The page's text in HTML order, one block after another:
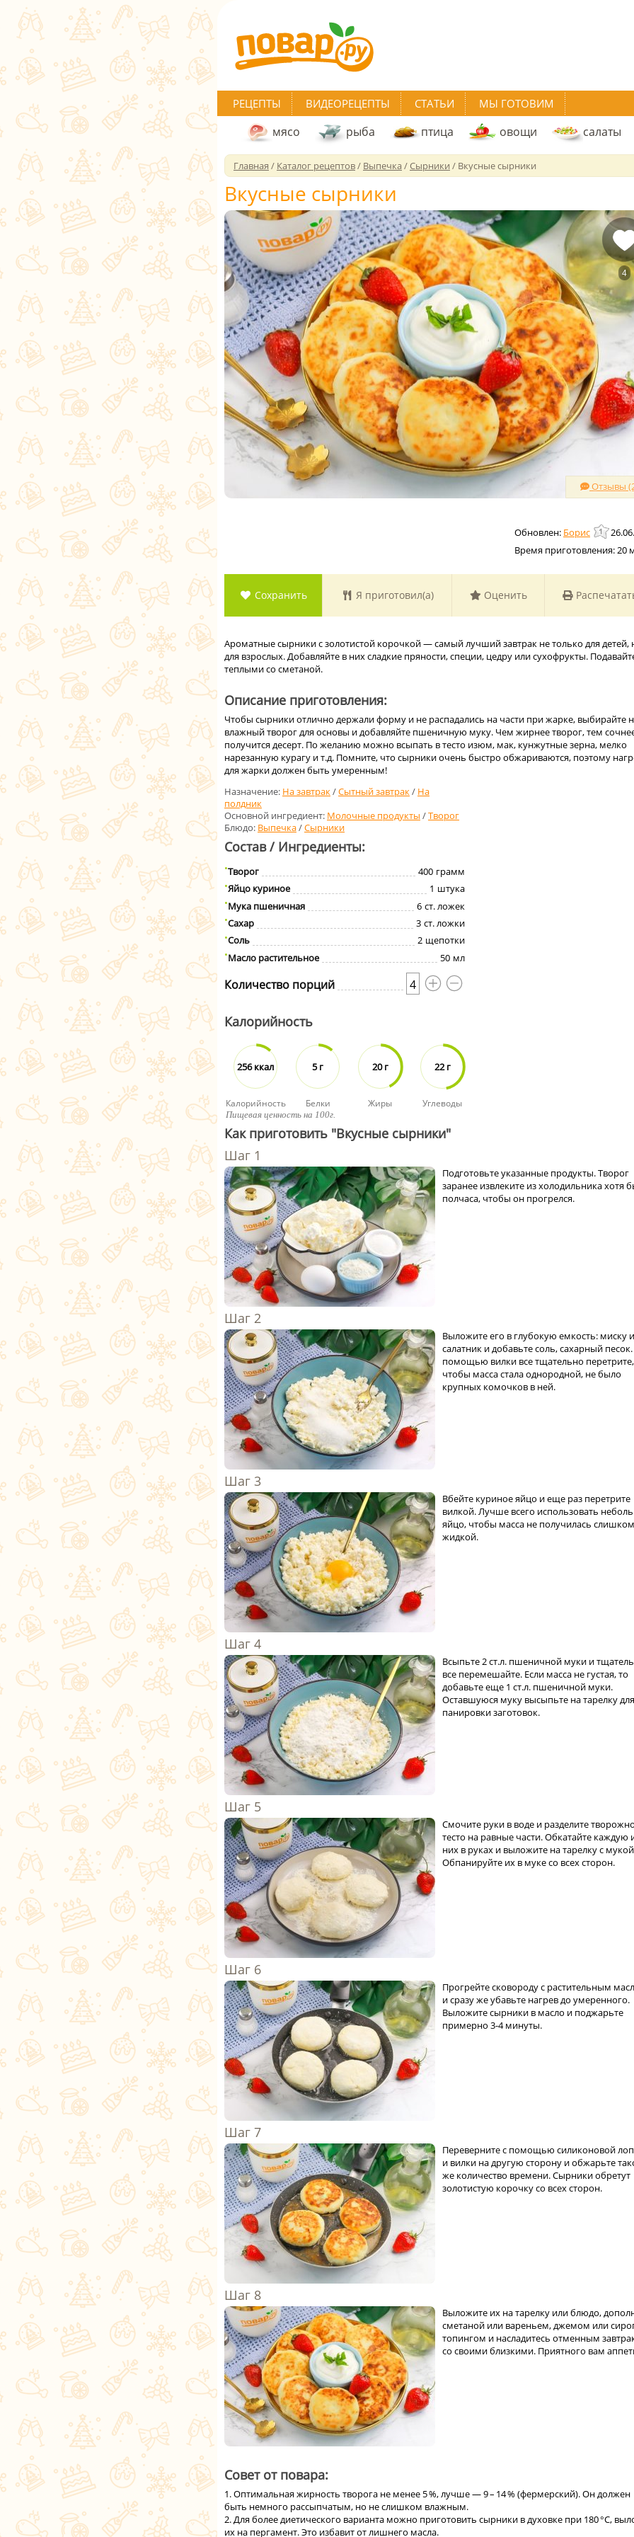
РЕЦЕПТЫ ВИДЕОРЕЦЕПТЫ СТАТЬИ МЫ ГОТОВИМ
мясо рыба птица овощи салаты
Главная / Каталог рецептов/ Выпечка/Сырники / Вкусные сырники
Вкусные сырники
Отзывы
4
Борис
Время приготовления:20
Сохранить Я приготовил(а) Оценить
Ароматные сырники с золотистой корочкой — самый лучший завтрак не только для детей,
для взрослых. Добавляйте в них сладкие пряности, специи, цедру или сухофрукты.
теплыми со сметаной.
Описание приготовления:
Чтобы сырники отлично держали форму и не распадались на части при жарке, выбирайте
влажный творог для основы и добавляйте пшеничную муку. Чем жирнее творог, тем
получится десерт. По желанию можно всыпать в тесто изюм, мак, кунжутные зерна, мелко
нарезанную курагу и т.д. Помните, что сырники очень быстро обжариваются, поэтому
для жарки должен быть умеренным!
Назначение: На завтрак/Сытный завтрак/ На
полдник
Основной ингредиент: Молочные продукты /Творог
Блюдо: Выпечка/Сырники
Состав / Ингредиенты:
Творог 400 грамм
Яйцо куриное
1 штука
Мука пшеничная
6 ст. ложек
Сахар
3 ст. ложки
Соль
2 щепотки
Масло растительное
50 мл
Количество порций 4
Калорийность
256 ккал
Калорийность
5 г
Белки
20 г
Жиры
22 г
Углеводы
Пищевая ценность на 100г.
Как приготовить "Вкусные сырники"
Подготовьте указанные продукты. Творог
заранее извлеките из холодильника хотя
полчаса, чтобы он прогрелся.
Выложите его в глубокую емкость: миску
салатник и добавьте соль, сахарный
помощью вилки все тщательно перетрите,
чтобы масса стала однородной, не было
крупных комочков в ней.
Вбейте куриное яйцо и еще раз перетрите
вилкой. Лучше всего использовать
яйцо, чтобы масса не получилась слишком
жидкой.
Всыпьте 2 ст.л. пшеничной муки и
все перемешайте. Если масса не густая, то
добавьте еще 1 ст.л. пшеничной муки.
Оставшуюся муку высыпьте на тарелку для
панировки заготовок.
Смочите руки в воде и разделите
тесто на равные части. Обкатайте каждую
них в руках и выложите на тарелку с
Обпанируйте их в муке со всех сторон.
Прогрейте сковороду с растительным
и сразу же убавьте нагрев до умеренного.
Выложите сырники в масло и поджарьте
примерно 3-4 минуты.
Переверните с помощью силиконовой
и вилки на другую сторону и обжарьте
же количество времени. Сырники обретут
золотистую корочку со всех сторон.
Выложите их на тарелку или блюдо,
сметаной или вареньем, джемом или
топингом и насладитесь отменным
со своими близкими. Приятного вам
Совет от повара:
1. Оптимальная жирность творога не менее 5 %, лучше — 9 – 14 % (фермерский). Он должен
быть немного рассыпчатым, но не слишком влажным.
2. Для более диетического варианта можно приготовить сырники в духовке при 180 °C,
их на пергамент. Это избавит от лишнего масла.